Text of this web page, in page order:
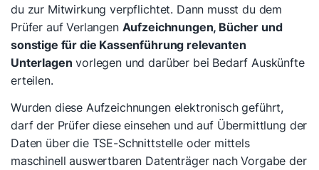
du zur Mitwirkung verpflichtet. Dann musst du dem
Prüfer auf Verlangen Aufzeichnungen, Bücher und
sonstige für die Kassenführung relevanten
Unterlagen vorlegen und darüber bei Bedarf Auskünfte
erteilen.
Wurden diese Aufzeichnungen elektronisch geführt,
darf der Prüfer diese einsehen und auf Übermittlung der
Daten über die TSE-Schnittstelle oder mittels
maschinell auswertbaren Datenträger nach Vorgabe der